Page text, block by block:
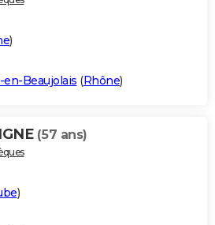
)
en-Beaujolais (Rhône)
(57 ans)
)